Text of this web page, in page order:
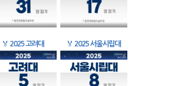
🏅 2025 고려대 🏅 2025 서울시립대